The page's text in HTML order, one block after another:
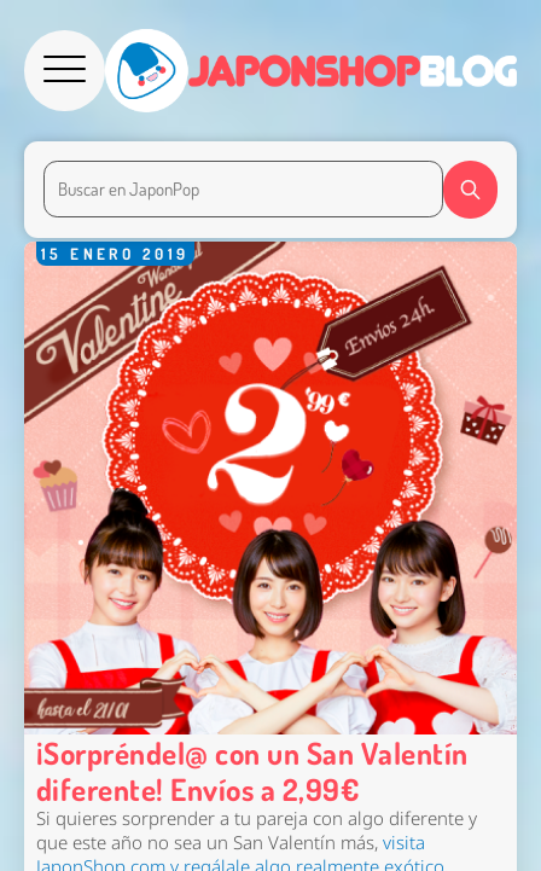
15 ENERO 2019
¡Sorpréndel@ con un San Valentín
diferente! Envíos a 2,99€
Si quieres sorprender a tu pareja con algo diferentey
que este año no sea un San Valentín más,visita